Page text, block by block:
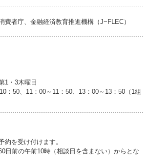
費者庁、金融経済教育推進機構（J−FLEC）
1・3木曜日
：50、11：00～11：50、13：00～13：50（1組
約を受け付けます。
日前の午前10時（相談日を含まない）からとな